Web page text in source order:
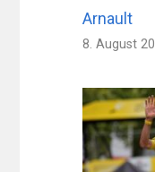
Arnault
8. August